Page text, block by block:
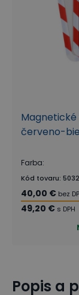
Magnetické
červeno-
Farba:
Kód tovaru:
40,00 € bez
49,20 € s DPH
Popis a